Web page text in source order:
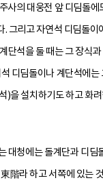
사의 대웅전 앞 디딤돌에
. 그리고 자연석 디딤돌이
단석을 둘 때는 그 장식
디딤돌이나 계단석에는
)을 설치하기도 하고 화
대청에는 돌계단과 디딤
階라 하고 서쪽에 있는